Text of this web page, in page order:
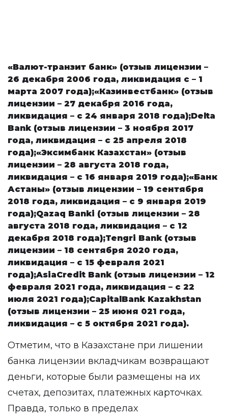
«Валют-транзит банк» (отзыв лицензии –
26 декабря 2006 года, ликвидация с – 1
марта 2007 года);«Казинвестбанк» (отзыв
лицензии – 27 декабря 2016 года,
ликвидация – с 24 января 2018 года);Delta
Bank (отзыв лицензии – 3 ноября 2017
года, ликвидация – с 25 апреля 2018
года);«Эксимбанк Казахстан» (отзыв
лицензии – 28 августа 2018 года,
ликвидация – с 16 января 2019 года);«Банк
Астаны» (отзыв лицензии – 19 сентября
2018 года, ликвидация – с 9 января 2019
года);Qazaq Banki (отзыв лицензии – 28
августа 2018 года, ликвидация – с 12
декабря 2018 года);Tengri Bank (отзыв
лицензии – 18 сентября 2020 года,
ликвидация – с 15 февраля 2021
года);AsiaCredit Bank (отзыв лицензии – 12
февраля 2021 года, ликвидация – с 22
июля 2021 года);CapitalBank Kazakhstan
(отзыв лицензии – 25 июня 021 года,
ликвидация – с 5 октября 2021 года).
Отметим, что в Казахстане при лишении
банка лицензии вкладчикам возвращают
деньги, которые были размещены на их
счетах, депозитах, платежных карточках.
Правда, только в пределах